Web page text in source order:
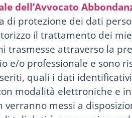
dell’Avvocato
di protezione dei dati
il trattamento dei
trasmesse attraverso la
e/o professionale e sono
quali i dati
modalità elettroniche e
verranno messi a